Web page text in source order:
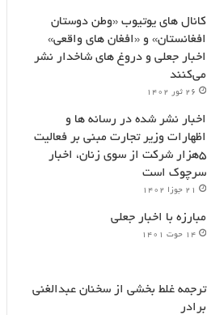
کانال های یوتیوب «وطن دوستان
افغانستان» و «افغان های واقعی»
اخبار جعلی و دروغ های شاخدار نشر
می‌کنند
۲۶ ثور ۱۴۰۲
اخبار نشر شده در رسانه ها و
اظهارات وزیر تجارت مبنی بر فعالیت
۵هزار شرکت از سوی زنان، اخبار
سرچوک است
۲۱ جوزا ۱۴۰۲
مبارزه با اخبار جعلی
۱۴ حوت ۱۴۰۱
ترجمه غلط بخشی از سخنان عبدالغنی
برادر